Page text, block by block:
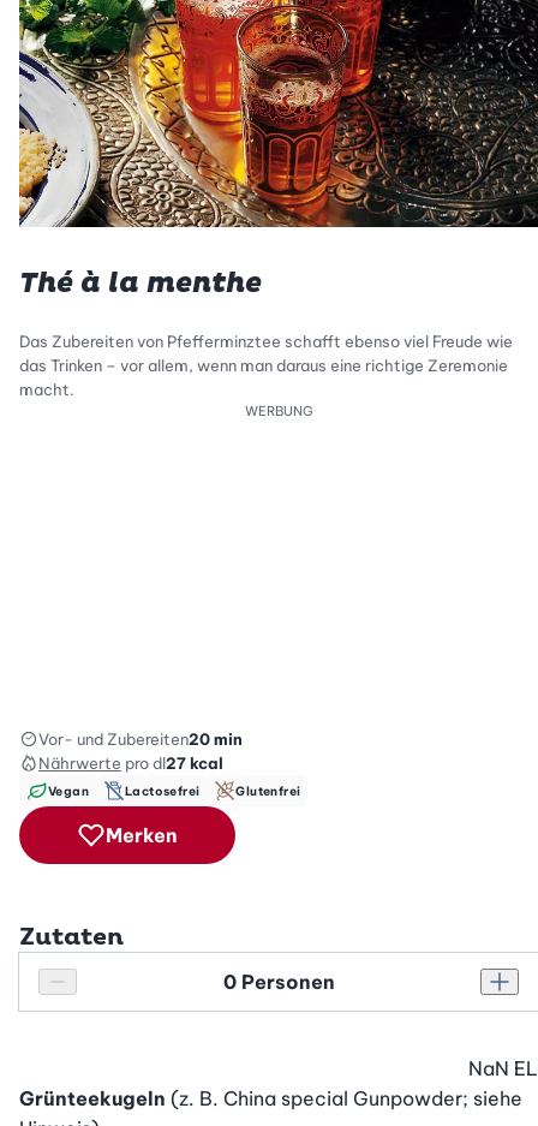
Thé à la menthe
Das Zubereiten von Pfefferminztee schafft ebenso viel Freude wie
das Trinken – vor allem, wenn man daraus eine richtige Zeremonie
macht.
WERBUNG
Vor- und Zubereiten20 min
Nährwerte pro dl27kcal
Vegan Lactosefrei Glutenfrei
Merken
Zutaten
Personenanzahl verringern
Personenanzahl
Grünteekugeln (z. B. China special Gunpowder; siehe
NaN EL